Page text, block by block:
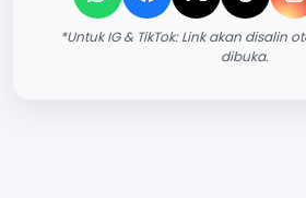
*Untuk IG & TikTok: Link akan disalin
dibuka.